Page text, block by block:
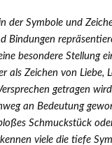
der Symbole und
Bindungen
besondere Stellung
als Zeichen von Liebe,
getragen
an Bedeutung
Schmuckstück
viele die tiefe